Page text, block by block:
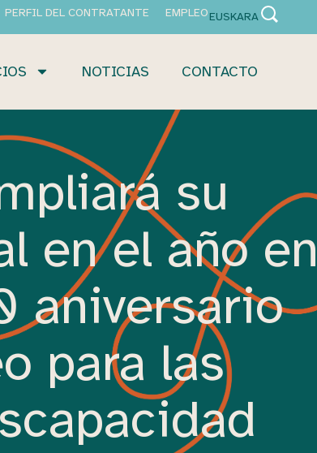
PERFIL DEL CONTRATANTE EMPLEOEUSKARA
NOTICIAS CONTACTO
su
en el año en
aniversario
para las